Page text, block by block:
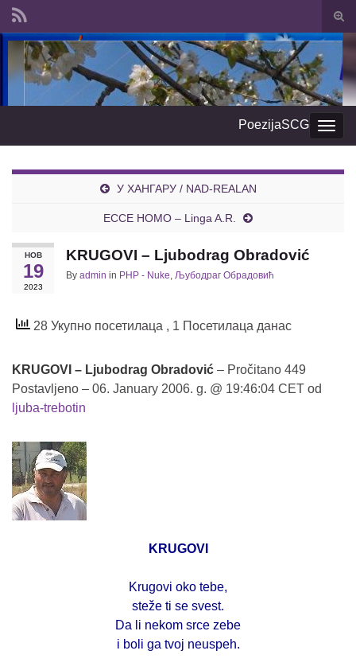
Search for:
PoezijaSCG
У ХАНГАРУ / NAD-REALAN
ECCE HOMO – Linga A.R.
НОВ
19
2023
KRUGOVI – Ljubodrag Obradović
By admin in PHP - Nuke, Љубодраг Обрадовић
28 Укупно посетилаца , 1 Посетилаца данас
KRUGOVI – Ljubodrag Obradović – Pročitano 449
Postavljeno – 06. January 2006. g. @ 19:46:04 CET od
ljuba-trebotin
KRUGOVI
Krugovi oko tebe,
steže ti se svest.
Da li nekom srce zebe
i boli ga tvoj neuspeh.